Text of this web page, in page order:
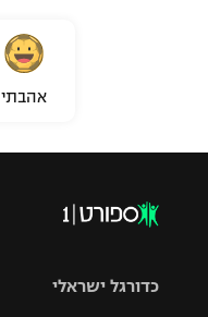
אהבתי
כדורגל ישראלי